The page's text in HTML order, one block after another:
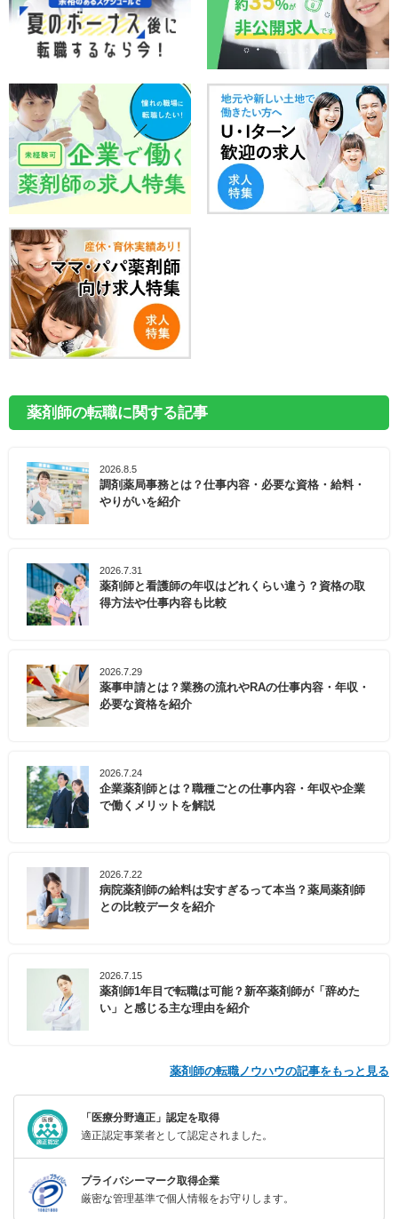
薬剤師の転職に関する記事
2026.8.5
調剤薬局事務とは？仕事内容・必要な資格・給料・
やりがいを紹介
2026.7.31
薬剤師と看護師の年収はどれくらい違う？資格の取
得方法や仕事内容も比較
2026.7.29
薬事申請とは？業務の流れやRAの仕事内容・年収・
必要な資格を紹介
2026.7.24
企業薬剤師とは？職種ごとの仕事内容・年収や企業
で働くメリットを解説
2026.7.22
病院薬剤師の給料は安すぎるって本当？薬局薬剤師
との比較データを紹介
2026.7.15
薬剤師1年目で転職は可能？新卒薬剤師が「辞めた
い」と感じる主な理由を紹介
薬剤師の転職ノウハウの記事をもっと見る
「医療分野適正」認定を取得
適正認定事業者として認定されました。
プライバシーマーク取得企業
厳密な管理基準で個人情報をお守りします。